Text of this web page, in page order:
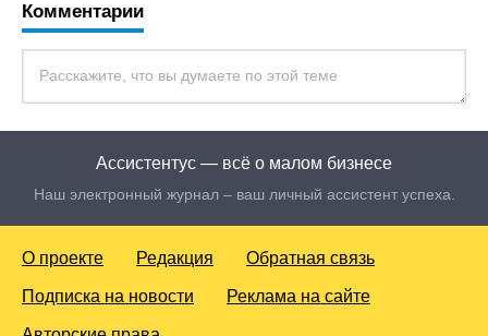
Комментарии
Ассистентус — всё о малом бизнесе
Наш электронный журнал – ваш личный ассистент успеха.
О проекте Редакция Обратная связь
Подписка на новости Реклама на сайте